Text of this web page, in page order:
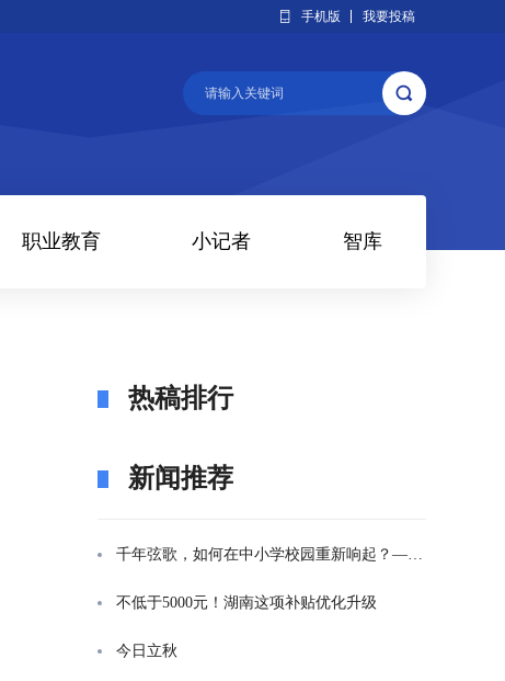
手机版 我要投稿
职业教育 小记者 智库
热稿排行
新闻推荐
千年弦歌，如何在中小学校园重新响起？——湖南首届中小学书院制建设研讨会观察
不低于5000元！湖南这项补贴优化升级
今日立秋